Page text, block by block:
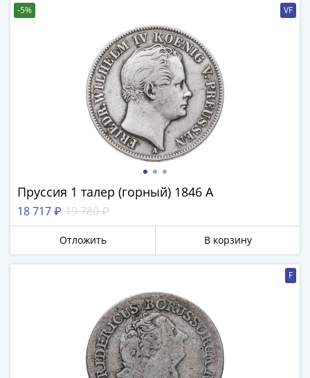
-5% VF
Пруссия 1 талер (горный) 1846 А
18 717 ₽ 19 780 ₽
Отложить В корзину
F